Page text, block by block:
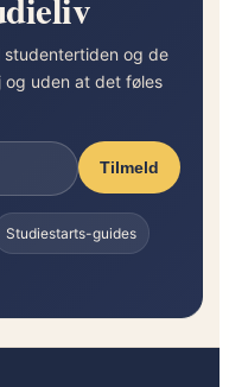
og de
uden at det føles
Tilmeld
Studiestarts-guides